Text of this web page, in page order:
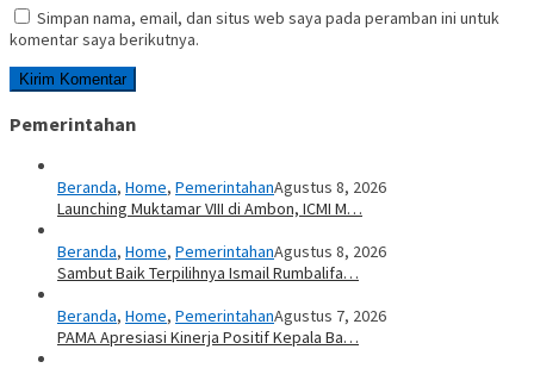
Simpan nama, email, dan situs web saya pada peramban ini untuk
komentar saya berikutnya.
Pemerintahan
Beranda, Home, PemerintahanAgustus 8, 2026
Launching Muktamar VIII di Ambon, ICMI M…
Beranda, Home, PemerintahanAgustus 8, 2026
Sambut Baik Terpilihnya Ismail Rumbalifa…
Beranda, Home, PemerintahanAgustus 7, 2026
PAMA Apresiasi Kinerja Positif Kepala Ba…